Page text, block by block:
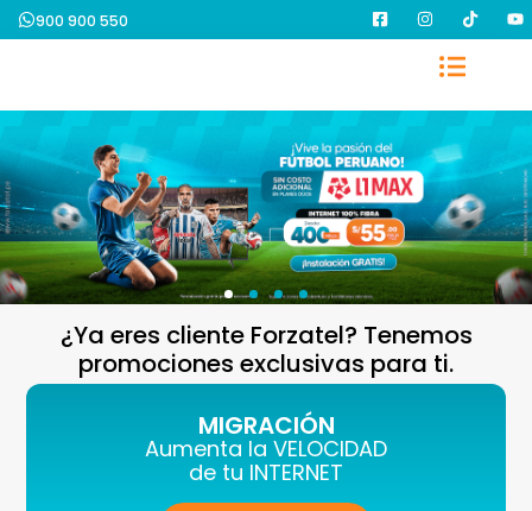
900 900 550
¿Ya eres cliente Forzatel? Tenemos
promociones exclusivas para ti.
MIGRACIÓN
Aumenta la VELOCIDAD
de tu INTERNET